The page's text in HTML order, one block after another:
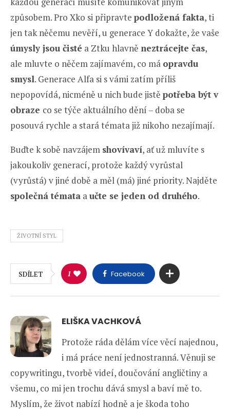
způsobem. Pro Xko si připravte podložená fakta, ti
jen tak něčemu nevěří, u generace Y dokažte, že vaše
úmysly jsou čisté a Ztku hlavně neztrácejte čas,
ale mluvte o něčem zajímavém, co má opravdu
smysl. Generace Alfa si s vámi zatím příliš
nepopovídá, nicméně u nich bude jistě potřeba být v
obraze co se týče aktuálního dění – doba se
posouvá rychle a stará témata již nikoho nezajímají.
Buďte k sobě navzájem shovívaví, ať už mluvíte s
jakoukoliv generací, protože každý vyrůstal
(vyrůstá) v jiné době a měl (má) jiné priority. Najděte
společná témata aučte se jeden od druhého.
ŽIVOTNÍ STYL
SDÍLET 1 Facebook
ELIŠKA VACHKOVÁ
Protože ráda dělám více věcí najednou,
i má práce není jednostranná. Věnuji se
copywritingu, tvorbě videí, doučování angličtiny a
všemu, co mi jen trochu dává smysl a baví mě to.
Myslím, že život nabízí hodně a je škoda toho